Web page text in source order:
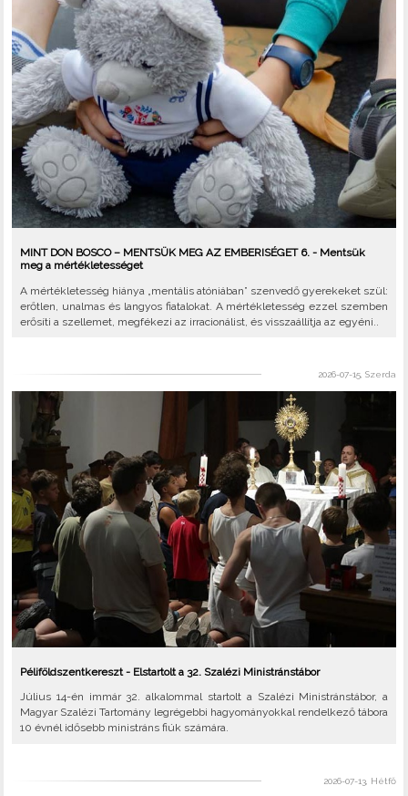
MINT DON BOSCO – MENTSÜK MEG AZ EMBERISÉGET 6. - Mentsük
meg a mértékletességet
A mértékletesség hiánya „mentális atóniában” szenvedő gyerekeket szül:
erőtlen, unalmas és langyos fiatalokat. A mértékletesség ezzel szemben
erősíti a szellemet, megfékezi az irracionálist, és visszaállítja az egyéni..
2026-07-15, Szerda
Péliföldszentkereszt - Elstartolt a 32. Szalézi Ministránstábor
Július 14-én immár 32. alkalommal startolt a Szalézi Ministránstábor, a
Magyar Szalézi Tartomány legrégebbi hagyományokkal rendelkező tábora
10 évnél idősebb ministráns fiúk számára.
2026-07-13, Hétfő